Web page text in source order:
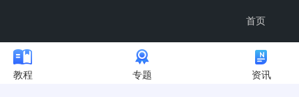
首页
教程 专题 资讯